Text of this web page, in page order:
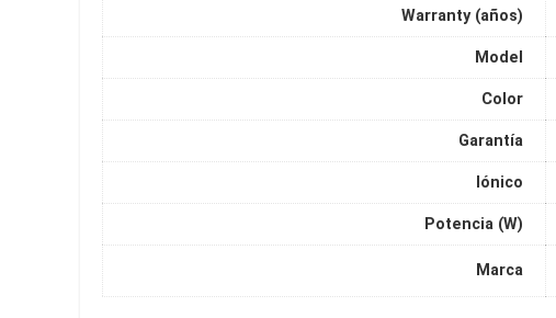
Warranty (años)
Model
Color
Garantía
Iónico
Potencia (W)
Marca